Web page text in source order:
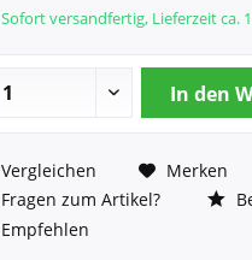
Sofort versandfertig, Lieferzeit ca.
In den
Vergleichen
Merken
Fragen zum Artikel?
Empfehlen